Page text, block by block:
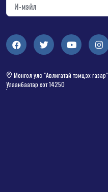
Монгол улс "Авлигатай тэмцэх
Улаанбаатар хот 14250